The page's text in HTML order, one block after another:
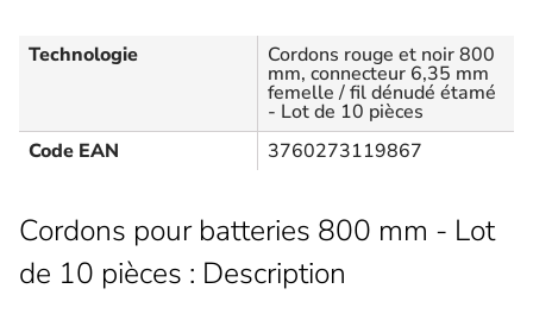
Technologie Cordons rouge et noir 800
mm, connecteur 6,35 mm
femelle / fil dénudé étamé
- Lot de 10 pièces
Code EAN
3760273119867
Cordons pour batteries 800 mm - Lot
de 10 pièces : Description